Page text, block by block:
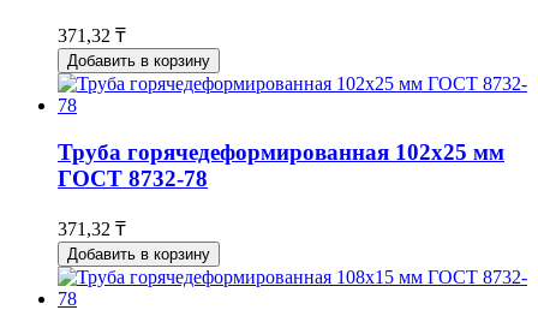
371,32 ₸
Добавить в корзину
Труба горячедеформированная 102х25 мм
ГОСТ 8732-78
371,32 ₸
Добавить в корзину